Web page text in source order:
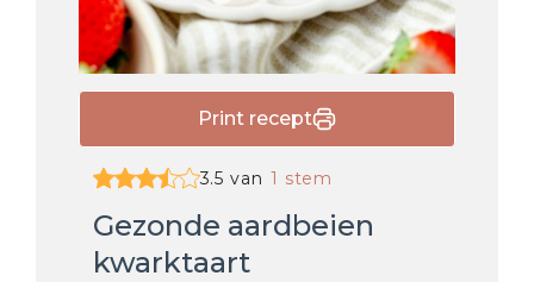
Print recept
3.5 van 1 stem
Gezonde aardbeien
kwarktaart